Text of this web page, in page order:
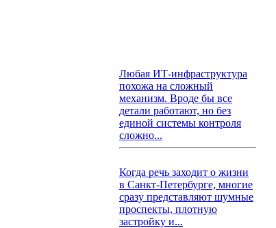
Любая ИТ-инфраструктура
похожа на сложный
механизм. Вроде бы все
детали работают, но без
единой системы контроля
сложно...
Когда речь заходит о жизни
в Санкт-Петербурге, многие
сразу представляют шумные
проспекты, плотную
застройку и...